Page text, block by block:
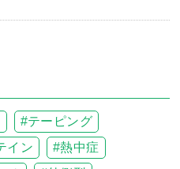
テーピング
イン
熱中症